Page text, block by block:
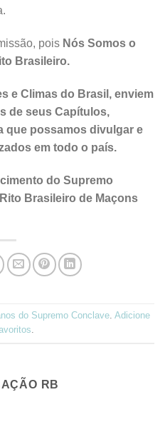
pois Nós Somos o
Brasileiro.
e Climas do Brasil, enviem
de seus Capítulos,
que possamos divulgar e
em todo o país.
do Supremo
Brasileiro de Maçons
do Supremo Conclave Adicione
RB